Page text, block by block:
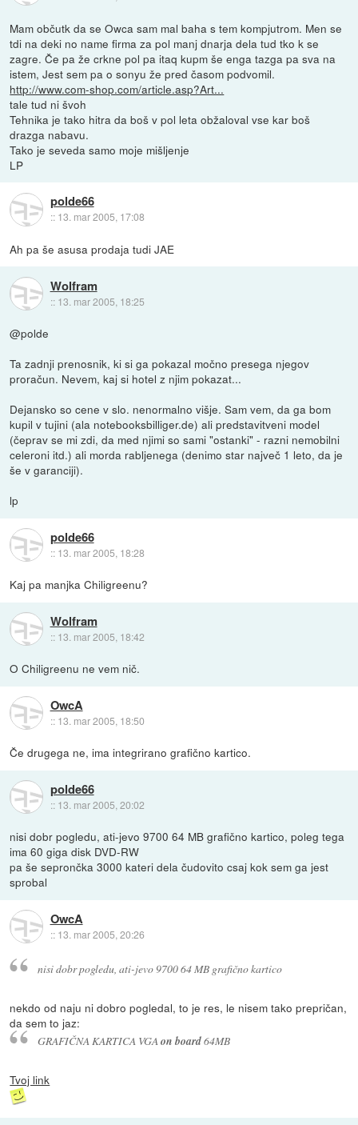
Mam občutk da se Owca sam mal baha s tem kompjutrom. Men se
tdi na deki no name firma za pol manj dnarja dela tud tko k se
zagre. Če pa že crkne pol pa itaq kupm še enga tazga pa sva na
istem, Jest sem pa o sonyu že pred časom podvomil.
http://www.com-shop.com/article.asp?Art...
tale tud ni švoh
Tehnika je tako hitra da boš v pol leta obžaloval vse kar boš
drazga nabavu.
Tako je seveda samo moje mišljenje
LP
polde66
:: 13. mar 2005, 17:08
Ah pa še asusa prodaja tudi JAE
Wolfram
:: 13. mar 2005, 18:25
@polde
Ta zadnji prenosnik, ki si ga pokazal močno presega njegov
proračun. Nevem, kaj si hotel z njim pokazat...
Dejansko so cene v slo. nenormalno višje. Sam vem, da ga bom
kupil v tujini (ala notebooksbilliger.de) ali predstavitveni model
(čeprav se mi zdi, da med njimi so sami "ostanki" - razni nemobilni
celeroni itd.) ali morda rabljenega (denimo star največ 1 leto, da je
še v garanciji).
lp
polde66
:: 13. mar 2005, 18:28
Kaj pa manjka Chiligreenu?
Wolfram
:: 13. mar 2005, 18:42
O Chiligreenu ne vem nič.
OwcA
:: 13. mar 2005, 18:50
Če drugega ne, ima integrirano grafično kartico.
polde66
:: 13. mar 2005, 20:02
nisi dobr pogledu, ati-jevo 9700 64 MB grafično kartico, poleg tega
ima 60 giga disk DVD-RW
pa še seprončka 3000 kateri dela čudovito csaj kok sem ga jest
sprobal
OwcA
:: 13. mar 2005, 20:26
nisi dobr pogledu, ati-jevo 9700 64 MB grafično kartico
nekdo od naju ni dobro pogledal, to je res, le nisem tako prepričan,
da sem to jaz:
GRAFIČNA KARTICA VGA on board64MB
Tvoj link